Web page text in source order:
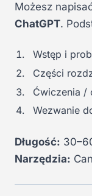
Możesz
ChatGPT.
Wstęp i
Części
Ćwiczenia /
Wezwanie
Długość:
Narzędzia: